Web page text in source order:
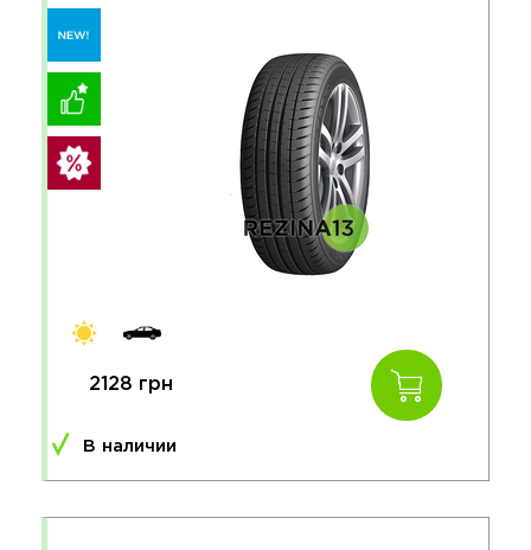
2128 грн
В наличии